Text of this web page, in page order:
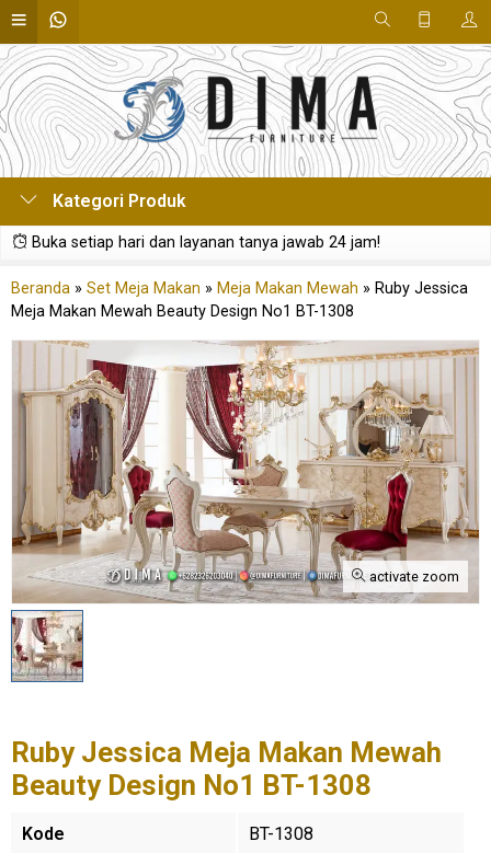
Kategori Produk
Buka setiap hari dan layanan tanya jawab 24 jam!
Beranda » Set Meja Makan » Meja Makan Mewah » Ruby Jessica
Meja Makan Mewah Beauty Design No1 BT-1308
activate zoom
Ruby Jessica Meja Makan Mewah
Beauty Design No1 BT-1308
Kode BT-1308